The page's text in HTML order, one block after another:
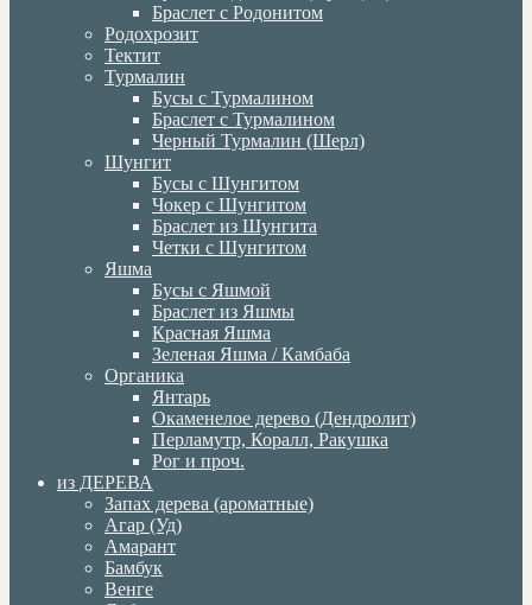
Браслет с Родонитом
Родохрозит
Тектит
Турмалин
Бусы с Турмалином
Браслет с Турмалином
Черный Турмалин (Шерл)
Шунгит
Бусы с Шунгитом
Чокер с Шунгитом
Браслет из Шунгита
Четки с Шунгитом
Яшма
Бусы с Яшмой
Браслет из Яшмы
Красная Яшма
Зеленая Яшма / Камбаба
Органика
Янтарь
Окаменелое дерево (Дендролит)
Перламутр, Коралл, Ракушка
Рог и проч.
из ДЕРЕВА
Запах дерева (ароматные)
Агар (Уд)
Амарант
Бамбук
Венге